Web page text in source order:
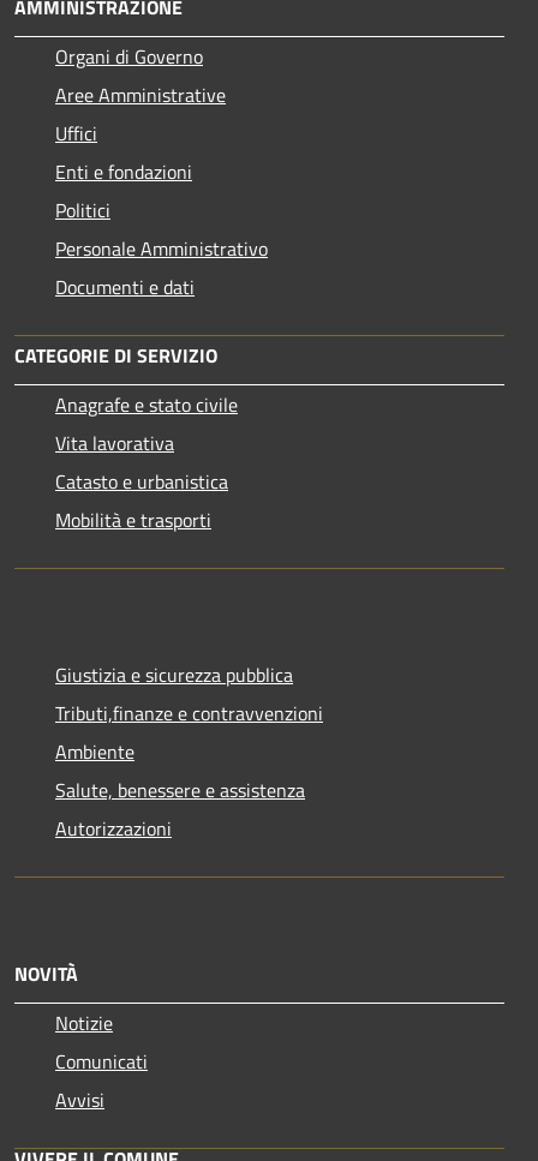
AMMINISTRAZIONE
Organi di Governo
Aree Amministrative
Uffici
Enti e fondazioni
Politici
Personale Amministrativo
Documenti e dati
CATEGORIE DI SERVIZIO
Anagrafe e stato civile
Vita lavorativa
Catasto e urbanistica
Mobilità e trasporti
Giustizia e sicurezza pubblica
Tributi,finanze e contravvenzioni
Ambiente
Salute, benessere e assistenza
Autorizzazioni
NOVITÀ
Notizie
Comunicati
Avvisi